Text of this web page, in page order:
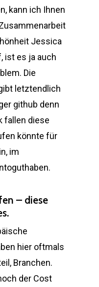
kann ich Ihnen
Jessica
ist es ja auch
Die
letztendlich
github denn
fallen diese
könnte für
im
– diese
hier oftmals
Branchen.
der Cost